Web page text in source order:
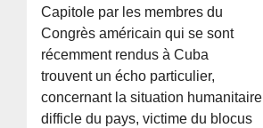
Capitole par les membres du
Congrès américain qui se sont
récemment rendus à Cuba
trouvent un écho particulier,
concernant la situation humanitaire
difficle du pays, victime du blocus